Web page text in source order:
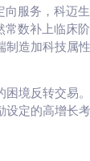
服务，科迈
数补上临床
造加科技属
境反转交易
定的高增长考